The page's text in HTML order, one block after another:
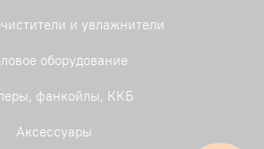
и увлажнители
оборудование
фанкойлы, ККБ
Аксессуары